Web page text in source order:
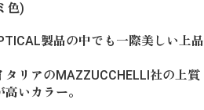
色)
製品の中でも一際美しい上品
リアのMAZZUCCHELLI社の上質
いカラー。